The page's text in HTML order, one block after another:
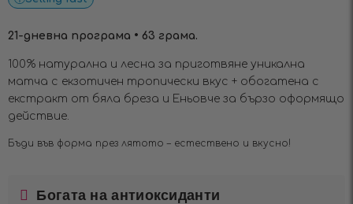
21-дневна програма • 63 грама.
100% натурална и лесна за приготвяне уникална
матча с екзотичен тропически вкус + обогатена с
екстракт от бяла бреза и Еньовче за бързо оформящо
действие.
Бъди във форма през лятото – естествено и вкусно!
Богата на антиоксиданти